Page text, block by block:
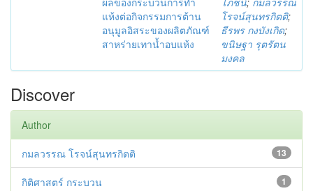
แห้งต่อกิจกรรมการต้าน
อนุมูลอิสระของผลิตภัณฑ์
สาหร่ายเทาน้ำอบแห้ง
โรจน์สุนทรกิตติ;
ธีรพร กงบังเกิด;
ขนิษฐา รุตรัตน
มงคล
Discover
Author
13
กมลวรรณ โรจน์สุนทรกิตติ
1
กิติศาสตร์ กระบวน